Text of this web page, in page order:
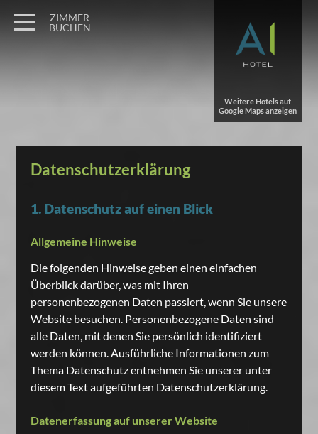
Weitere Hotels auf
Google Maps anzeigen
ZIMMER
BUCHEN
Datenschutzerklärung
1. Datenschutz auf einen Blick
Allgemeine Hinweise
Die folgenden Hinweise geben einen einfachen
Überblick darüber, was mit Ihren
personenbezogenen Daten passiert, wenn Sie unsere
Website besuchen. Personenbezogene Daten sind
alle Daten, mit denen Sie persönlich identifiziert
werden können. Ausführliche Informationen zum
Thema Datenschutz entnehmen Sie unserer unter
diesem Text aufgeführten Datenschutzerklärung.
Datenerfassung auf unserer Website